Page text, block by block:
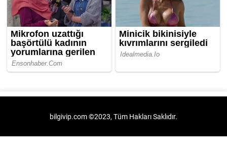
bilgivip.com ©2023, Tüm Hakları Saklıdır.